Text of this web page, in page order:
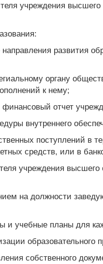
учреждения
развития
органу
к нему;
отчет
внутреннего
поступлений в
средств, или в
учреждения
на должности
и учебные планы для
образовательного
собственного